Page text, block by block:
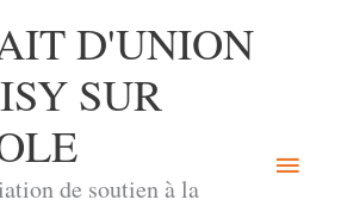
D'UNION
SUR
de soutien à la
Menu